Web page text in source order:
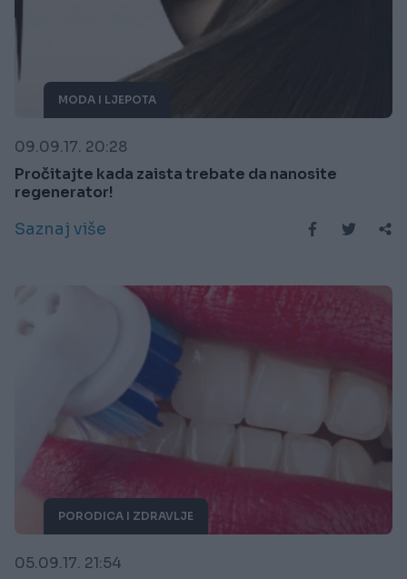
MODA I LJEPOTA
09.09.17. 20:28
Pročitajte kada zaista trebate da nanosite
regenerator!
Saznaj više
PORODICA I ZDRAVLJE
05.09.17. 21:54